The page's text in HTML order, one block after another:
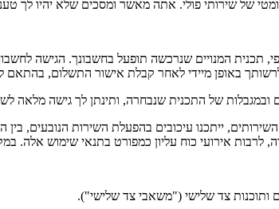
של שירותי פולי. אתה מאשר ומסכים שלא יהיו לך
תכנית המנויים שנרכשה תופעל בחשבונך. הגישה
באופן מיידי לאחר קבלת אישור התשלום, בהתאם
ובמגבלות של התכנית שנבחרה, ותינתן לך גישה מלאה
ייתכנו עיכובים בהפעלת השירות הנובעים,
לרבות אירועי כוח עליון כמפורט בתנאי שימוש אלה.
ותוכנות צד שלישי ("משאבי צד שלישי").